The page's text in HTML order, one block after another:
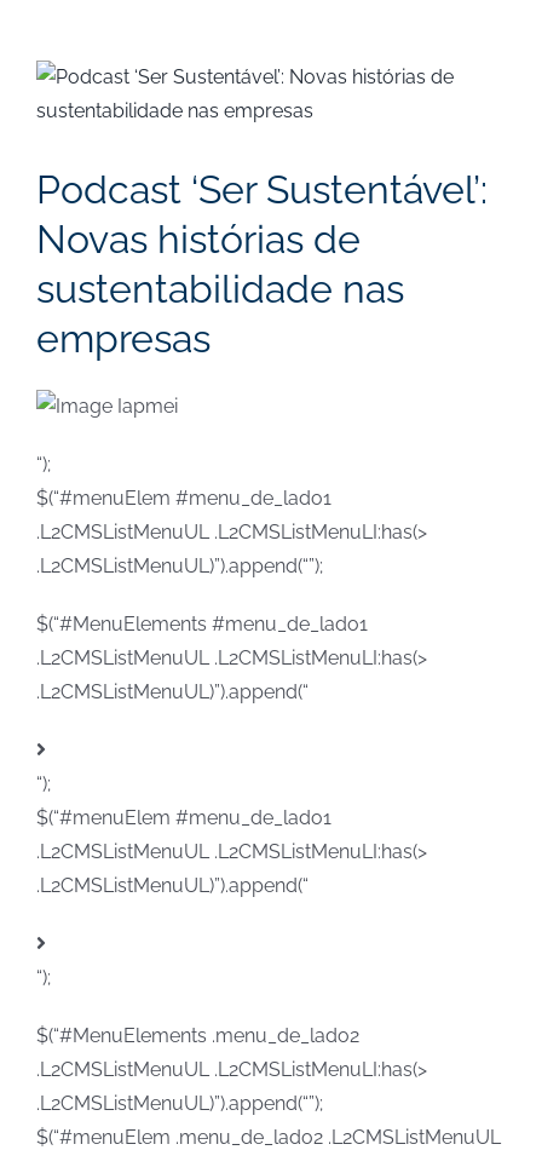
View
Larger
Podcast ‘Ser Sustentável’:
Novas histórias de
sustentabilidade nas
empresas
“);
$(“#menuElem #menu_de_lado1
.L2CMSListMenuUL .L2CMSListMenuLI:has(>
.L2CMSListMenuUL)”).append(“”);
$(“#MenuElements #menu_de_lado1
.L2CMSListMenuUL .L2CMSListMenuLI:has(>
.L2CMSListMenuUL)”).append(“
“);
$(“#menuElem #menu_de_lado1
.L2CMSListMenuUL .L2CMSListMenuLI:has(>
.L2CMSListMenuUL)”).append(“
“);
$(“#MenuElements .menu_de_lado2
.L2CMSListMenuUL .L2CMSListMenuLI:has(>
.L2CMSListMenuUL)”).append(“”);
$(“#menuElem .menu_de_lado2 .L2CMSListMenuUL